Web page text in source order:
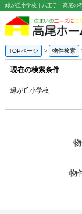
緑が丘小学校｜八王子・高尾の
TOPページ > 物件検索
現在の検索条件
緑が丘小学校
物